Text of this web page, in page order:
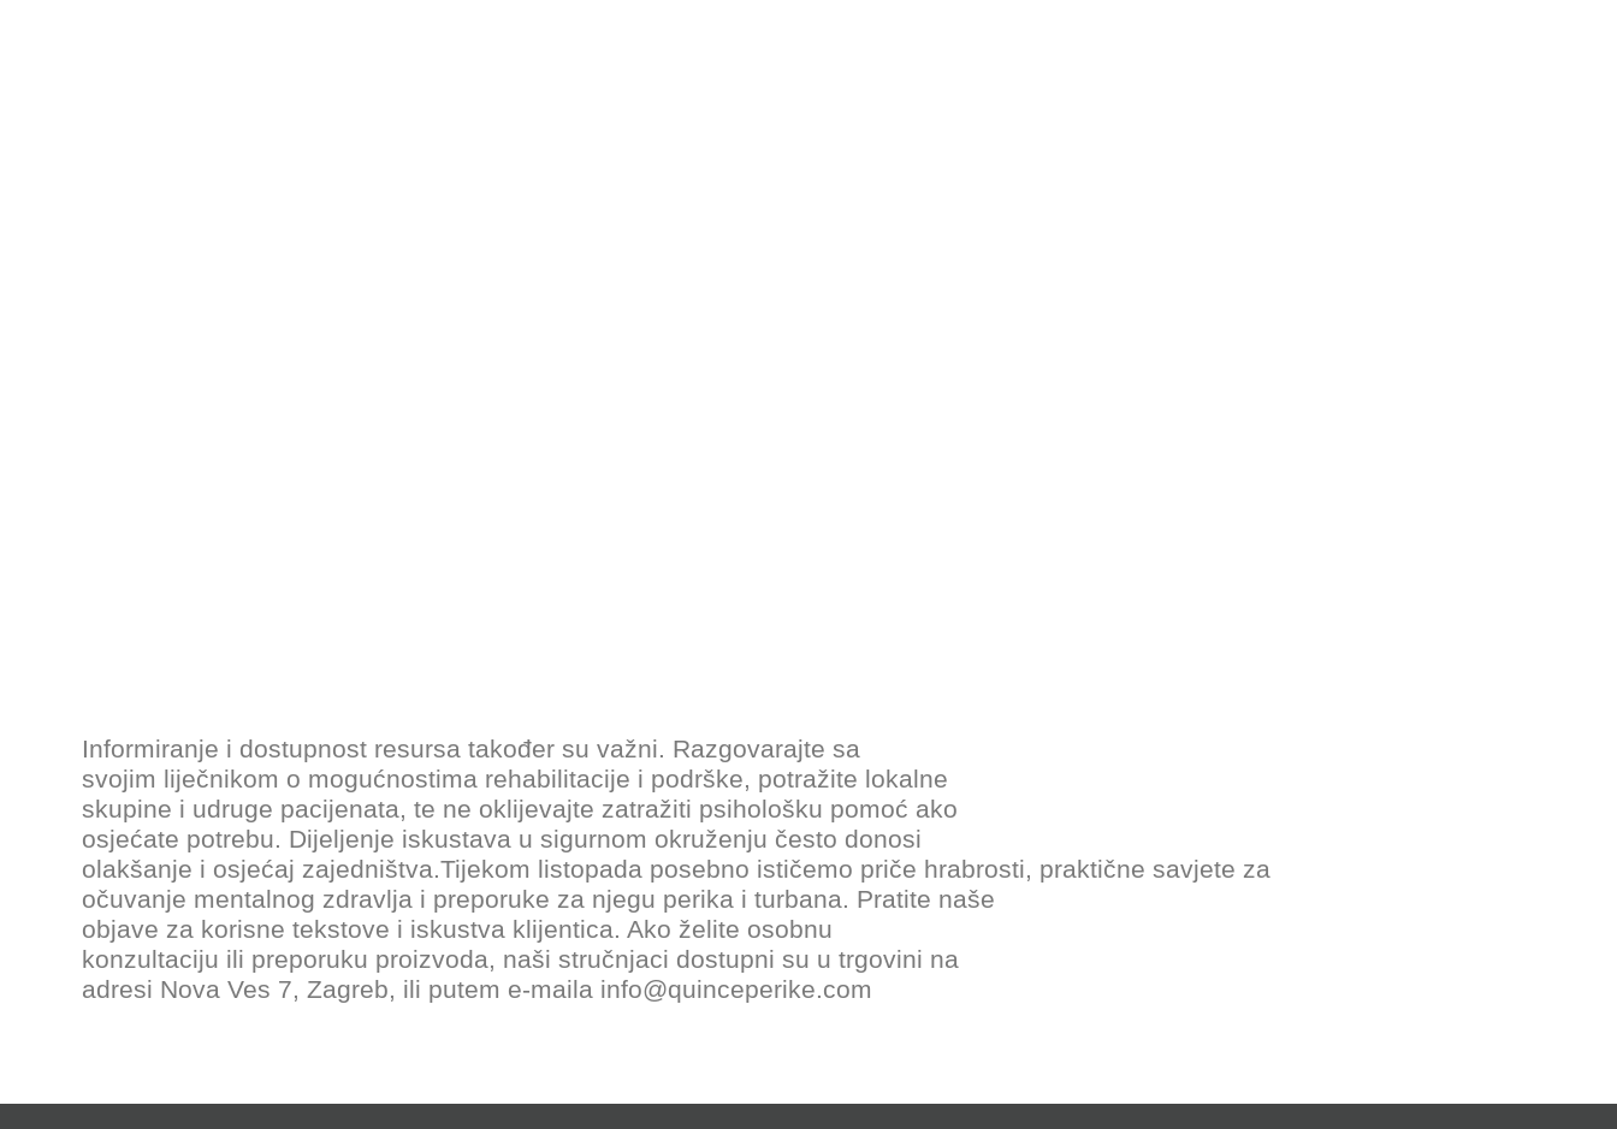
Informiranje i dostupnost resursa također su važni. Razgovarajte sa
svojim liječnikom o mogućnostima rehabilitacije i podrške, potražite lokalne
skupine i udruge pacijenata, te ne oklijevajte zatražiti psihološku pomoć ako
osjećate potrebu. Dijeljenje iskustava u sigurnom okruženju često donosi
olakšanje i osjećaj zajedništva.Tijekom listopada posebno ističemo priče hrabrosti, praktične savjete za
očuvanje mentalnog zdravlja i preporuke za njegu perika i turbana. Pratite naše
objave za korisne tekstove i iskustva klijentica. Ako želite osobnu
konzultaciju ili preporuku proizvoda, naši stručnjaci dostupni su u trgovini na
adresi Nova Ves 7, Zagreb, ili putem e-maila info@quinceperike.com